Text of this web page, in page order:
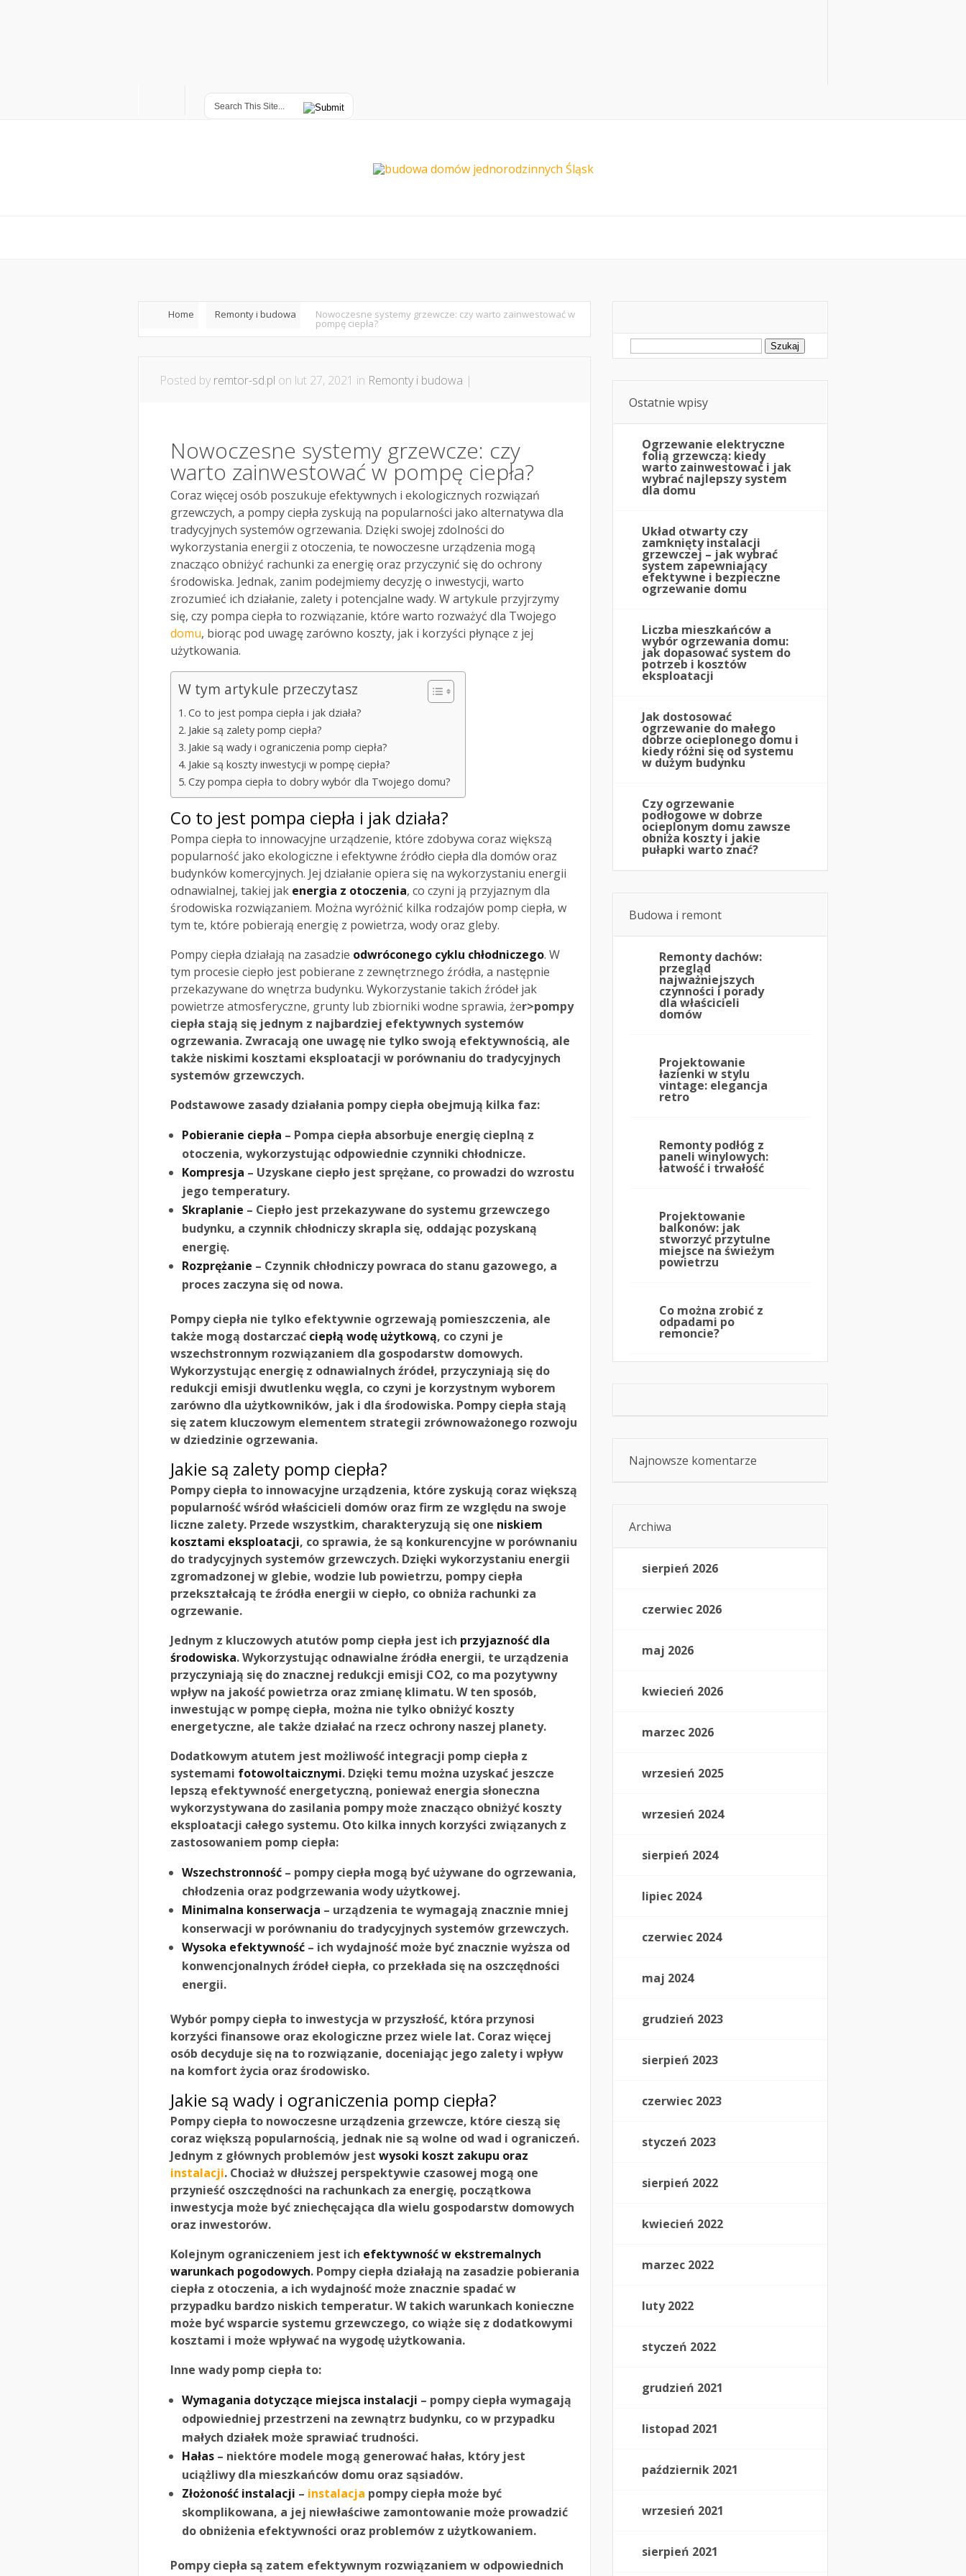
Home Remonty i budowa Nowoczesne systemy grzewcze: czy warto zainwestować w
pompę ciepła?
Posted by remtor-sd.pl on lut 27, 2021 in Remonty i budowa |
Nowoczesne systemy grzewcze: czy
warto zainwestować w pompę ciepła?
Coraz więcej osób poszukuje efektywnych i ekologicznych rozwiązań
grzewczych, a pompy ciepła zyskują na popularności jako alternatywa dla
tradycyjnych systemów ogrzewania. Dzięki swojej zdolności do
wykorzystania energii z otoczenia, te nowoczesne urządzenia mogą
znacząco obniżyć rachunki za energię oraz przyczynić się do ochrony
środowiska. Jednak, zanim podejmiemy decyzję o inwestycji, warto
zrozumieć ich działanie, zalety i potencjalne wady. W artykule przyjrzymy
się, czy pompa ciepła to rozwiązanie, które warto rozważyć dla Twojego
domu, biorąc pod uwagę zarówno koszty, jak i korzyści płynące z jej
użytkowania.
W tym artykule przeczytasz
Co to jest pompa ciepła i jak działa?
Jakie są zalety pomp ciepła?
Jakie są wady i ograniczenia pomp ciepła?
Jakie są koszty inwestycji w pompę ciepła?
Czy pompa ciepła to dobry wybór dla Twojego domu?
Co to jest pompa ciepła i jak działa?
Pompa ciepła to innowacyjne urządzenie, które zdobywa coraz większą
popularność jako ekologiczne i efektywne źródło ciepła dla domów oraz
budynków komercyjnych. Jej działanie opiera się na wykorzystaniu energii
odnawialnej, takiej jak energia z otoczenia, co czyni ją przyjaznym dla
środowiska rozwiązaniem. Można wyróżnić kilka rodzajów pomp ciepła, w
tym te, które pobierają energię z powietrza, wody oraz gleby.
Pompy ciepła działają na zasadzie odwróconego cyklu chłodniczego. W
tym procesie ciepło jest pobierane z zewnętrznego źródła, a następnie
przekazywane do wnętrza budynku. Wykorzystanie takich źródeł jak
powietrze atmosferyczne, grunty lub zbiorniki wodne sprawia, żer>pompy
ciepła stają się jednym z najbardziej efektywnych systemów
ogrzewania. Zwracają one uwagę nie tylko swoją efektywnością, ale
także niskimi kosztami eksploatacji w porównaniu do tradycyjnych
systemów grzewczych.
Podstawowe zasady działania pompy ciepła obejmują kilka faz:
Pobieranie ciepła – Pompa ciepła absorbuje energię cieplną z
otoczenia, wykorzystując odpowiednie czynniki chłodnicze.
Kompresja – Uzyskane ciepło jest sprężane, co prowadzi do wzrostu
jego temperatury.
Skraplanie – Ciepło jest przekazywane do systemu grzewczego
budynku, a czynnik chłodniczy skrapla się, oddając pozyskaną
energię.
Rozprężanie – Czynnik chłodniczy powraca do stanu gazowego, a
proces zaczyna się od nowa.
Pompy ciepła nie tylko efektywnie ogrzewają pomieszczenia, ale
także mogą dostarczać ciepłą wodę użytkową, co czyni je
wszechstronnym rozwiązaniem dla gospodarstw domowych.
Wykorzystując energię z odnawialnych źródeł, przyczyniają się do
redukcji emisji dwutlenku węgla, co czyni je korzystnym wyborem
zarówno dla użytkowników, jak i dla środowiska. Pompy ciepła stają
się zatem kluczowym elementem strategii zrównoważonego rozwoju
w dziedzinie ogrzewania.
Jakie są zalety pomp ciepła?
Pompy ciepła to innowacyjne urządzenia, które zyskują coraz większą
popularność wśród właścicieli domów oraz firm ze względu na swoje
liczne zalety. Przede wszystkim, charakteryzują się one niskiem
kosztami eksploatacji, co sprawia, że są konkurencyjne w porównaniu
do tradycyjnych systemów grzewczych. Dzięki wykorzystaniu energii
zgromadzonej w glebie, wodzie lub powietrzu, pompy ciepła
przekształcają te źródła energii w ciepło, co obniża rachunki za
ogrzewanie.
Jednym z kluczowych atutów pomp ciepła jest ich przyjazność dla
środowiska. Wykorzystując odnawialne źródła energii, te urządzenia
przyczyniają się do znacznej redukcji emisji CO2, co ma pozytywny
wpływ na jakość powietrza oraz zmianę klimatu. W ten sposób,
inwestując w pompę ciepła, można nie tylko obniżyć koszty
energetyczne, ale także działać na rzecz ochrony naszej planety.
Dodatkowym atutem jest możliwość integracji pomp ciepła z
systemami fotowoltaicznymi. Dzięki temu można uzyskać jeszcze
lepszą efektywność energetyczną, ponieważ energia słoneczna
wykorzystywana do zasilania pompy może znacząco obniżyć koszty
eksploatacji całego systemu. Oto kilka innych korzyści związanych z
zastosowaniem pomp ciepła:
Wszechstronność – pompy ciepła mogą być używane do ogrzewania,
chłodzenia oraz podgrzewania wody użytkowej.
Minimalna konserwacja – urządzenia te wymagają znacznie mniej
konserwacji w porównaniu do tradycyjnych systemów grzewczych.
Wysoka efektywność – ich wydajność może być znacznie wyższa od
konwencjonalnych źródeł ciepła, co przekłada się na oszczędności
energii.
Wybór pompy ciepła to inwestycja w przyszłość, która przynosi
korzyści finansowe oraz ekologiczne przez wiele lat. Coraz więcej
osób decyduje się na to rozwiązanie, doceniając jego zalety i wpływ
na komfort życia oraz środowisko.
Jakie są wady i ograniczenia pomp ciepła?
Pompy ciepła to nowoczesne urządzenia grzewcze, które cieszą się
coraz większą popularnością, jednak nie są wolne od wad i ograniczeń.
Jednym z głównych problemów jest wysoki koszt zakupu oraz
instalacji. Chociaż w dłuższej perspektywie czasowej mogą one
przynieść oszczędności na rachunkach za energię, początkowa
inwestycja może być zniechęcająca dla wielu gospodarstw domowych
oraz inwestorów.
Kolejnym ograniczeniem jest ich efektywność w ekstremalnych
warunkach pogodowych. Pompy ciepła działają na zasadzie pobierania
ciepła z otoczenia, a ich wydajność może znacznie spadać w
przypadku bardzo niskich temperatur. W takich warunkach konieczne
może być wsparcie systemu grzewczego, co wiąże się z dodatkowymi
kosztami i może wpływać na wygodę użytkowania.
Inne wady pomp ciepła to:
Wymagania dotyczące miejsca instalacji – pompy ciepła wymagają
odpowiedniej przestrzeni na zewnątrz budynku, co w przypadku
małych działek może sprawiać trudności.
Hałas – niektóre modele mogą generować hałas, który jest
uciążliwy dla mieszkańców domu oraz sąsiadów.
Złożoność instalacji – instalacja pompy ciepła może być
skomplikowana, a jej niewłaściwe zamontowanie może prowadzić
do obniżenia efektywności oraz problemów z użytkowaniem.
Pompy ciepła są zatem efektywnym rozwiązaniem w odpowiednich
Szukaj:
Ostatnie wpisy
Ogrzewanie elektryczne
folią grzewczą: kiedy
warto zainwestować i jak
wybrać najlepszy system
dla domu
Układ otwarty czy
zamknięty instalacji
grzewczej – jak wybrać
system zapewniający
efektywne i bezpieczne
ogrzewanie domu
Liczba mieszkańców a
wybór ogrzewania domu:
jak dopasować system do
potrzeb i kosztów
eksploatacji
Jak dostosować
ogrzewanie do małego
dobrze ocieplonego domu i
kiedy różni się od systemu
w dużym budynku
Czy ogrzewanie
podłogowe w dobrze
ocieplonym domu zawsze
obniża koszty i jakie
pułapki warto znać?
Budowa i remont
Remonty dachów:
przegląd
najważniejszych
czynności i porady
dla właścicieli
domów
Projektowanie
łazienki w stylu
vintage: elegancja
retro
Remonty podłóg z
paneli winylowych:
łatwość i trwałość
Projektowanie
balkonów: jak
stworzyć przytulne
miejsce na świeżym
powietrzu
Co można zrobić z
odpadami po
remoncie?
Najnowsze komentarze
Archiwa
sierpień 2026
czerwiec 2026
maj 2026
kwiecień 2026
marzec 2026
wrzesień 2025
wrzesień 2024
sierpień 2024
lipiec 2024
czerwiec 2024
maj 2024
grudzień 2023
sierpień 2023
czerwiec 2023
styczeń 2023
sierpień 2022
kwiecień 2022
marzec 2022
luty 2022
styczeń 2022
grudzień 2021
listopad 2021
październik 2021
wrzesień 2021
sierpień 2021